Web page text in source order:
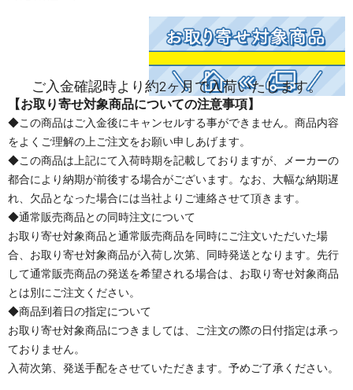
ご入金確認時より約2ヶ月で入荷いたします。
【お取り寄せ対象商品についての注意事項】
◆この商品はご入金後にキャンセルする事ができません。商品内容
をよくご理解の上ご注文をお願い申しあげます。
◆この商品は上記にて入荷時期を記載しておりますが、メーカーの
都合により納期が前後する場合がございます。なお、大幅な納期遅
れ、欠品となった場合には当社よりご連絡させて頂きます。
◆通常販売商品との同時注文について
お取り寄せ対象商品と通常販売商品を同時にご注文いただいた場
合、お取り寄せ対象商品が入荷し次第、同時発送となります。先行
して通常販売商品の発送を希望される場合は、お取り寄せ対象商品
とは別にご注文ください。
◆商品到着日の指定について
お取り寄せ対象商品につきましては、ご注文の際の日付指定は承っ
ておりません。
入荷次第、発送手配をさせていただきます。予めご了承ください。